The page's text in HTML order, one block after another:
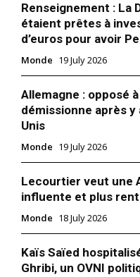
Renseignement : La
étaient prêtes à
d’euros pour avoir
Monde 19 July 2026
Allemagne : opposé
démissionne après
Unis
Monde 19 July 2026
Lecourtier veut une
influente et plus
Monde 18 July 2026
Kaïs Saïed
Ghribi, un OVNI